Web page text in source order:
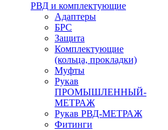
РВД и комплектующие
Адаптеры
БРС
Защита
Комплектующие
(кольца, прокладки)
Муфты
Рукав
ПРОМЫШЛЕННЫЙ-
МЕТРАЖ
Рукав РВД-МЕТРАЖ
Фитинги